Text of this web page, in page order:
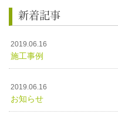
新着記事
2019.06.16
施工事例
2019.06.16
お知らせ